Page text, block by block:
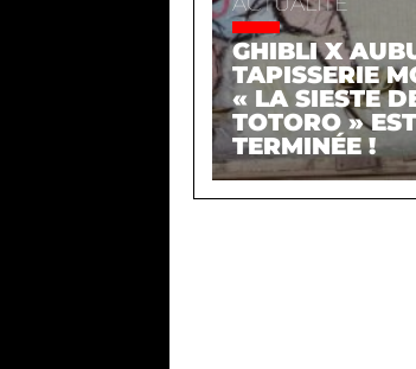
GHIBLI X
TAPISSERIE
« LA SIESTE
TOTORO »
TERMINÉE !